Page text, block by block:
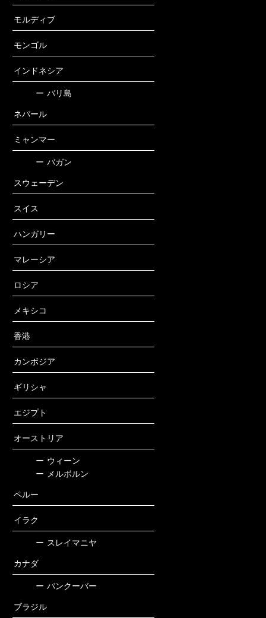
モルディブ
モンゴル
インドネシア
ー バリ島
ネパール
ミャンマー
ー バガン
スウェーデン
スイス
ハンガリー
マレーシア
ロシア
メキシコ
香港
カンボジア
ギリシャ
エジプト
オーストリア
ー ウィーン
ー
メルボルン
ペルー
イラク
ー スレイマニヤ
カナダ
ー バンクーバー
ブラジル